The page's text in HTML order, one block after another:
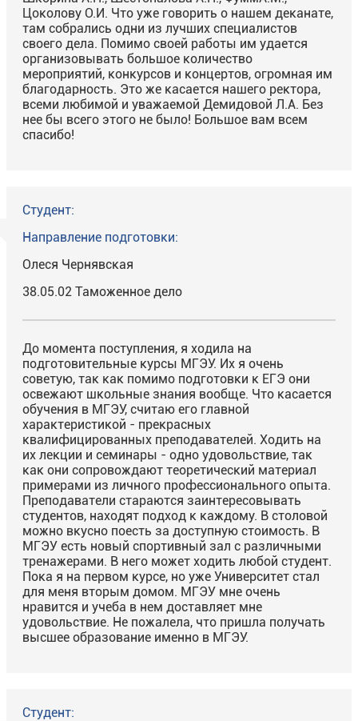
Цоколову О.И. Что уже говорить о нашем деканате,
там собрались одни из лучших специалистов
своего дела. Помимо своей работы им удается
организовывать большое количество
мероприятий, конкурсов и концертов, огромная им
благодарность. Это же касается нашего ректора,
всеми любимой и уважаемой Демидовой Л.А. Без
нее бы всего этого не было! Большое вам всем
спасибо!
Студент:
Направление подготовки:
Олеся Чернявская
38.05.02 Таможенное дело
До момента поступления, я ходила на
подготовительные курсы МГЭУ. Их я очень
советую, так как помимо подготовки к ЕГЭ они
освежают школьные знания вообще. Что касается
обучения в МГЭУ, считаю его главной
характеристикой - прекрасных
квалифицированных преподавателей. Ходить на
их лекции и семинары - одно удовольствие, так
как они сопровождают теоретический материал
примерами из личного профессионального опыта.
Преподаватели стараются заинтересовывать
студентов, находят подход к каждому. В столовой
можно вкусно поесть за доступную стоимость. В
МГЭУ есть новый спортивный зал с различными
тренажерами. В него может ходить любой студент.
Пока я на первом курсе, но уже Университет стал
для меня вторым домом. МГЭУ мне очень
нравится и учеба в нем доставляет мне
удовольствие. Не пожалела, что пришла получать
высшее образование именно в МГЭУ.
Студент: